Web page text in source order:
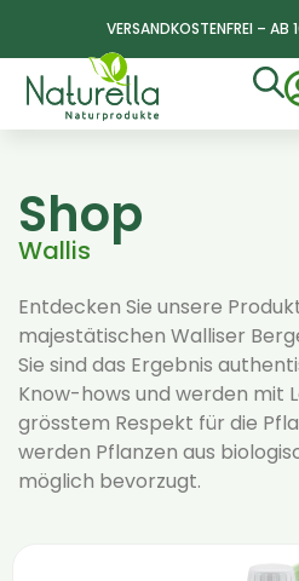
VERSANDKOSTENFREI –
Shop
Wallis
Entdecken Sie unsere
majestätischen Walliser
Sie sind das Ergebnis
Know-hows und werden mit
grösstem Respekt für die
werden Pflanzen aus
möglich bevorzugt.